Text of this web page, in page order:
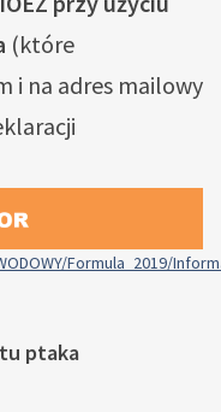
(które
i na adres mailowy
Formula_2019/
ptaka